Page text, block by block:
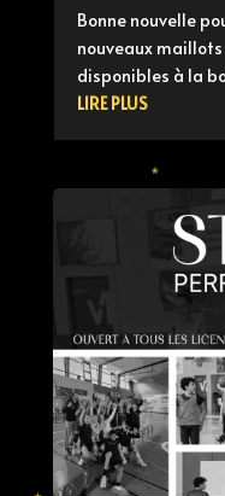
Bonne nouvelle
nouveaux
disponibles à la
LIRE PLUS